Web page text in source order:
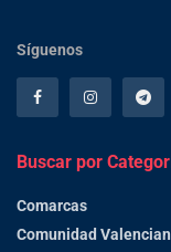
Síguenos
Buscar por
Comarcas
Comunidad